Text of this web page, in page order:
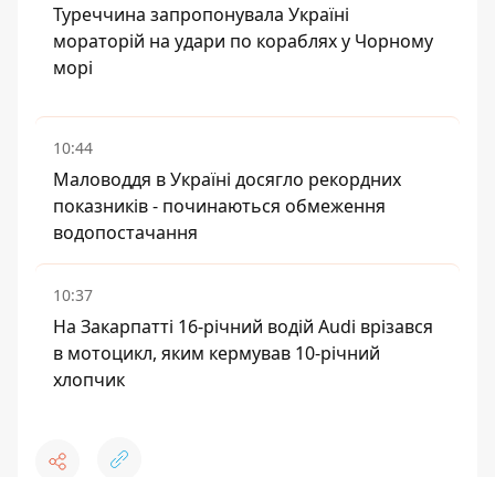
Туреччина запропонувала Україні
мораторій на удари по кораблях у Чорному
морі
10:44
Маловоддя в Україні досягло рекордних
показників - починаються обмеження
водопостачання
10:37
На Закарпатті 16-річний водій Audi врізався
в мотоцикл, яким кермував 10-річний
хлопчик